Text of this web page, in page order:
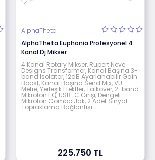
AlphaTheta
AlphaTheta Euphonia Profesyonel 4
Kanal Dj Mikser
4 Kanal Rotary Mikser, Rupert Neve
Designs Transformer, Kanal Başına 3-
band Isolator, 12dB Ayarlanabilir Gain
Boost, Kanal Başına Send Mix, VU
Metre, Yerleşik Efektler, Talkover, 2-band
Mikrofon EQ, USB-C Girişi, Dengeli
Mikrofon Combo Jak, 2 Adet Sinyal
Topraklama Bağlantısı
225.750 TL